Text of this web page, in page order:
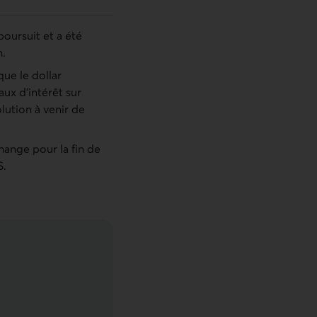
et a été
le dollar
d’intérêt sur
à venir de
pour la fin de
juillet 2022